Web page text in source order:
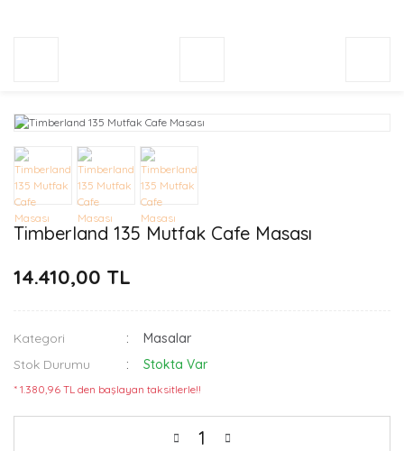
Timberland 135 Mutfak Cafe Masası
14.410,00 TL
Kategori
Masalar
Stok Durumu
Stokta Var
* 1.380,96 TL den başlayan taksitlerle!!